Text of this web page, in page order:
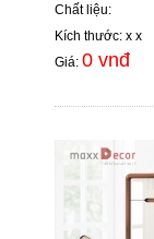
Chất liệu:
Kích thước: x x
Giá: 0 vnđ